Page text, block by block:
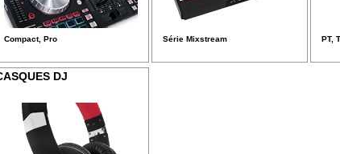
Compact, Pro Série Mixstream PT,
DJ